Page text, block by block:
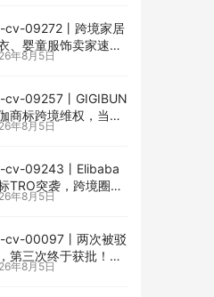
cv-09272㇑跨境家居
、婴童服饰卖家速自
商标滥用情况
年8月5日
cv-09257㇑GIGIBUN
商标跨境维权，当心
冻结风险
年8月5日
cv-09243㇑Elibaba
TRO突袭，跨境圈内
续升级
年8月5日
cv-00097㇑两次被驳
第三次终于获批！几
遗忘的Senay
年8月5日